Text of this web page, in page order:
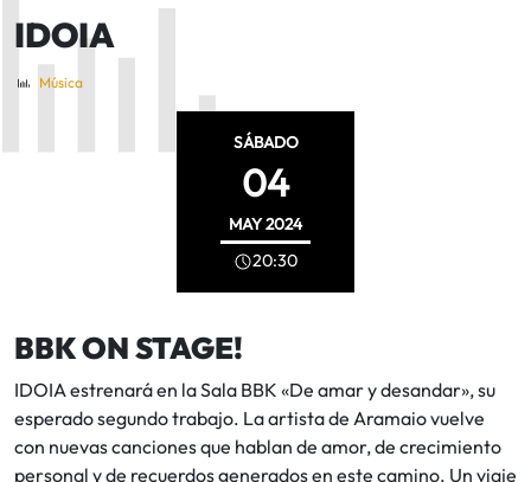
IDOIA
Música
SÁBADO
04
MAY2024
20:30
BBK ON STAGE!
IDOIA estrenará en la Sala BBK «De amar y desandar», su
esperado segundo trabajo. La artista de Aramaio vuelve
con nuevas canciones que hablan de amor, de crecimiento
personal y de recuerdos generados en este camino. Un viaje